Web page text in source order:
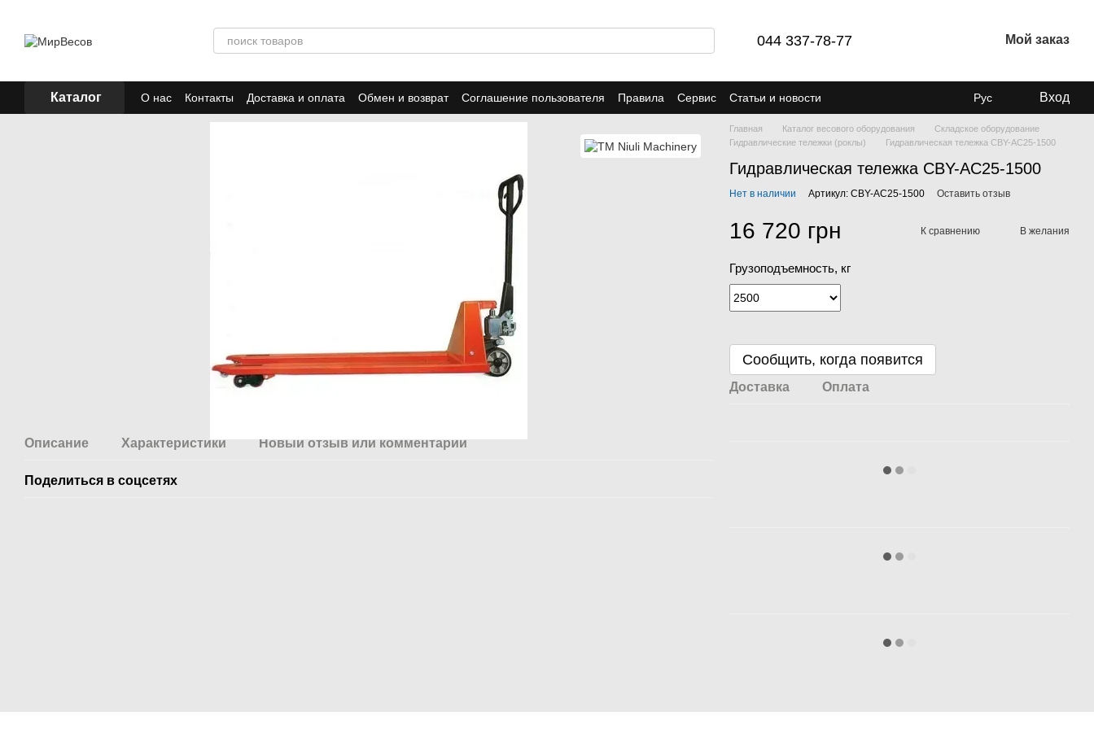
044 337-78-77 Мой заказ
Каталог О нас Контакты Доставка и оплата Обмен и возврат Соглашение пользователя Правила Сервис
Статьи и новости
Отзывы
Акции
Рус Вход
Описание Характеристики Новый отзыв или комментарий
Поделиться в соцсетях
Главная Каталог весового оборудования
Складское оборудование
Гидравлические тележки (роклы)
Гидравлическая тележка CBY-AC25-1500
Гидравлическая тележка CBY-AC25-1500
Нет в наличии Артикул: CBY-AC25-1500 Оставить отзыв
16 720 грн К сравнению В желания
Грузоподъемность, кг
Сообщить, когда появится
Доставка Оплата